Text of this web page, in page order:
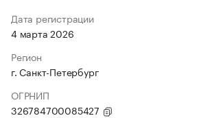
Дата регистрации
4 марта 2026
Регион
г. Санкт-Петербург
ОГРНИП
326784700085427